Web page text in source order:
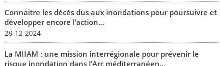
Connaitre les décès dus aux inondations pour poursuivre et
développer encore l’action...
28-12-2024
La MIIAM : une mission interrégionale pour prévenir le
risque inondation dans l’Arc méditerranéen...